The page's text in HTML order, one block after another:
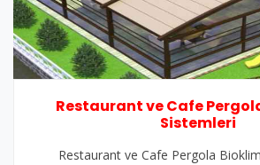
Restaurant ve Cafe
Sistemleri
Restaurant ve Cafe Pergola